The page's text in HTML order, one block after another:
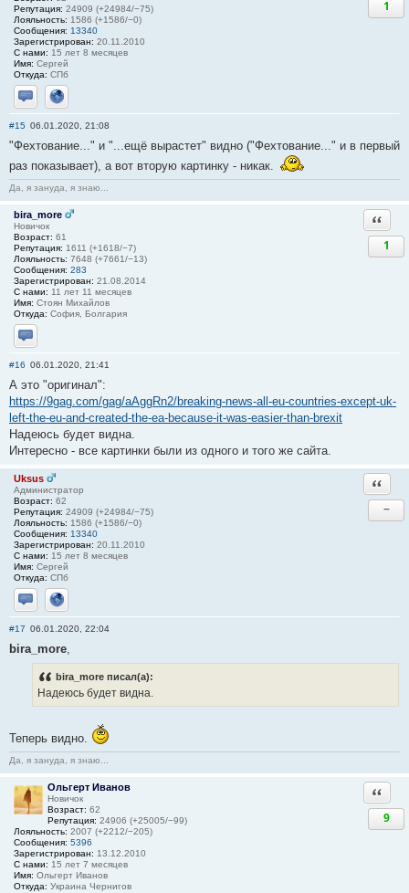
Репутация: 24909 (+24984/−75)
Лояльность: 1586 (+1586/−0)
Сообщения: 13340
Зарегистрирован: 20.11.2010
С нами: 15 лет 8 месяцев
Имя: Сергей
Откуда: СПб
Отправить личное сообщение
Сайт
1
#15 06.01.2020, 21:08
"Фехтование..." и "...ещё вырастет" видно ("Фехтование..." и в первый
раз показывает), а вот вторую картинку - никак.
Да, я зануда, я знаю...
bira_more
Новичок
Возраст: 61
Репутация: 1611 (+1618/−7)
Лояльность: 7648 (+7661/−13)
Сообщения: 283
Зарегистрирован: 21.08.2014
С нами: 11 лет 11 месяцев
Имя: Стоян Михайлов
Откуда: София, Болгария
Отправить личное сообщение
1
#16 06.01.2020, 21:41
А это "оригинал":
https://9gag.com/gag/aAggRn2/breaking-news-all-eu-countries-except-uk-
left-the-eu-and-created-the-ea-because-it-was-easier-than-brexit
Надеюсь будет видна.
Интересно - все картинки были из одного и того же сайта.
Uksus
Администратор
Возраст: 62
Репутация: 24909 (+24984/−75)
Лояльность: 1586 (+1586/−0)
Сообщения: 13340
Зарегистрирован: 20.11.2010
С нами: 15 лет 8 месяцев
Имя: Сергей
Откуда: СПб
Отправить личное сообщение
Сайт
−
#17 06.01.2020, 22:04
bira_more,
bira_more писал(а):
Надеюсь будет видна.
Теперь видно.
Да, я зануда, я знаю...
Ольгерт Иванов
Новичок
Возраст: 62
Репутация: 24906 (+25005/−99)
Лояльность: 2007 (+2212/−205)
Сообщения: 5396
Зарегистрирован: 13.12.2010
С нами: 15 лет 7 месяцев
Имя: Ольгерт Иванов
Откуда: Украина Чернигов
9